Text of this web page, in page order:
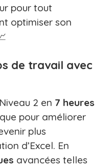
pour tout
optimiser son
de travail avec
2 en 7 heures
pour améliorer
plus
d’Excel. En
avancées telles